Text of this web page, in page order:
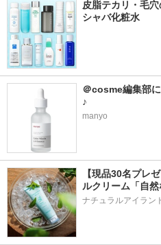
皮脂テカリ・毛
シャバ化粧水
＠cosme編集部
♪
manyo
【現品30名プレ
ルクリーム「自然
ナチュラルアイラン